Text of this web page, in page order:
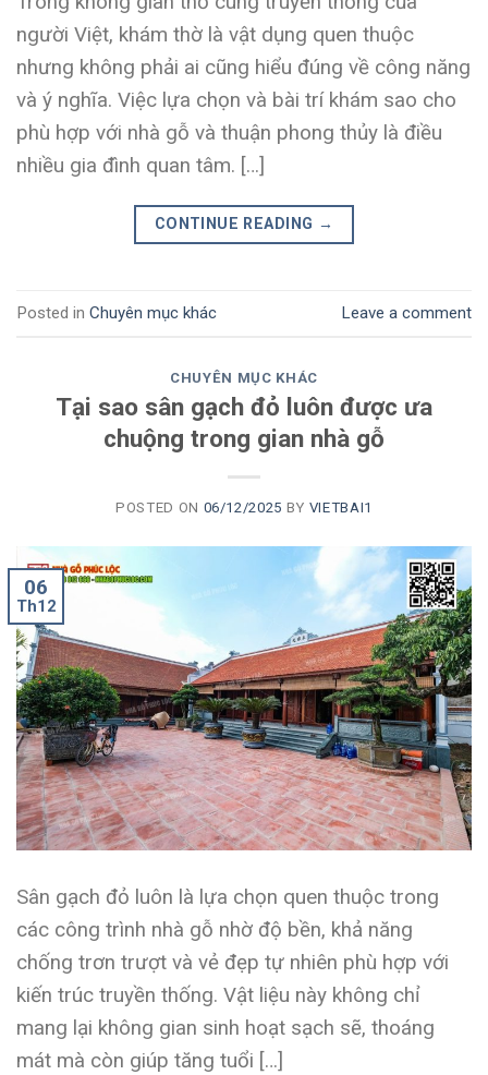
người Việt, khám thờ là vật dụng quen thuộc
nhưng không phải ai cũng hiểu đúng về công năng
và ý nghĩa. Việc lựa chọn và bài trí khám sao cho
phù hợp với nhà gỗ và thuận phong thủy là điều
nhiều gia đình quan tâm. […]
CONTINUE READING →
Posted in Chuyên mục khác Leave a comment
CHUYÊN MỤC KHÁC
Tại sao sân gạch đỏ luôn được ưa
chuộng trong gian nhà gỗ
POSTED ON 06/12/2025 BY VIETBAI1
06
Th12
Sân gạch đỏ luôn là lựa chọn quen thuộc trong
các công trình nhà gỗ nhờ độ bền, khả năng
chống trơn trượt và vẻ đẹp tự nhiên phù hợp với
kiến trúc truyền thống. Vật liệu này không chỉ
mang lại không gian sinh hoạt sạch sẽ, thoáng
mát mà còn giúp tăng tuổi […]